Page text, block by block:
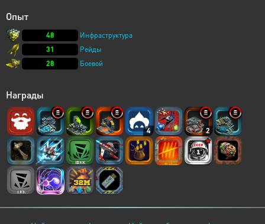
Опыт
48
Инфраструктура
31
Рейды
28
Боевой
Награды
4 2